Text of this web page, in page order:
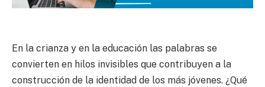
En la crianza y en la educación las palabras se
convierten en hilos invisibles que contribuyen a la
construcción de la identidad de los más jóvenes. ¿Qué